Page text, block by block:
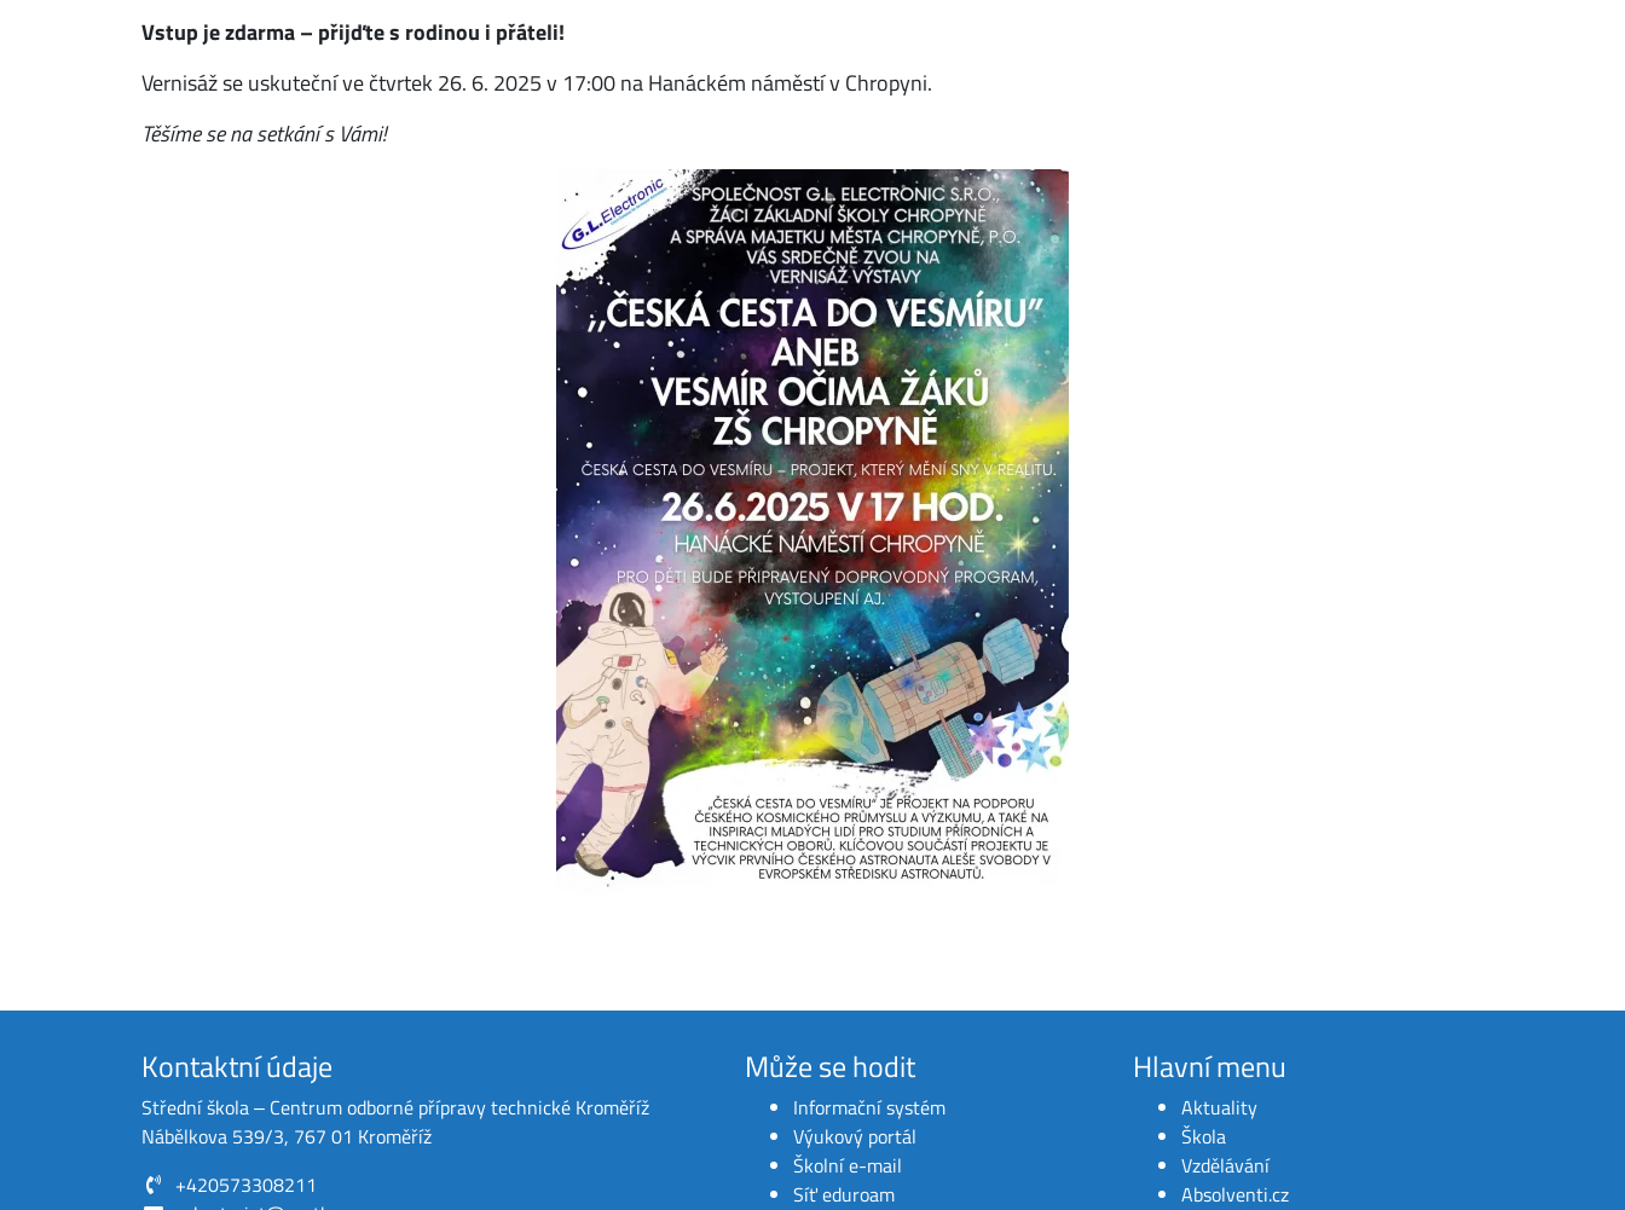
Vstup je zdarma – přijďte s rodinou i přáteli!
Vernisáž se uskuteční ve čtvrtek 26. 6. 2025 v 17:00 na Hanáckém náměstí v Chropyni.
Těšíme se na setkání s Vámi!
Kontaktní údaje
Střední škola ‒ Centrum odborné přípravy technické Kroměříž
Nábělkova 539/3, 767 01 Kroměříž
+420573308211
Může se hodit
Informační systém
Výukový portál
Školní e-mail
Síť eduroam
Hlavní menu
Aktuality
Škola
Vzdělávání
Absolventi.cz